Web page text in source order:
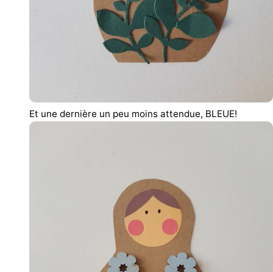
Et une dernière un peu moins attendue, BLEUE!